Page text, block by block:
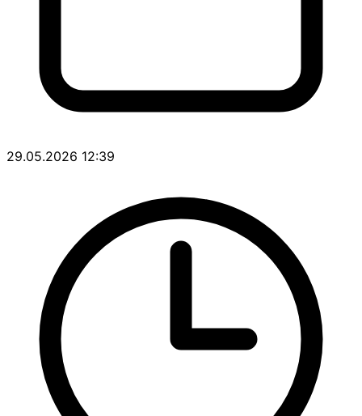
29.05.2026 12:39